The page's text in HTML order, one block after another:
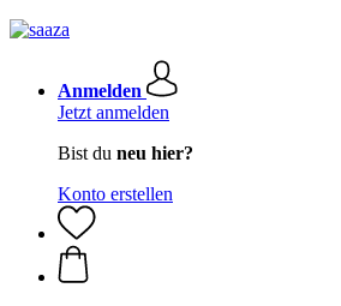
Anmelden
Jetzt anmelden
Bist du neu hier?
Konto erstellen